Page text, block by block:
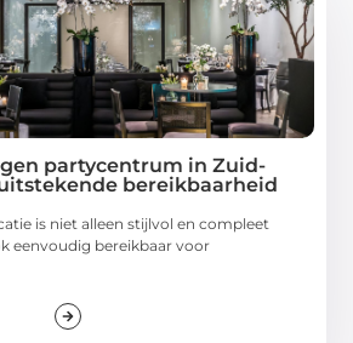
partycentrum in Zuid-
bereikbaarheid
is niet alleen stijlvol en compleet
eenvoudig bereikbaar voor